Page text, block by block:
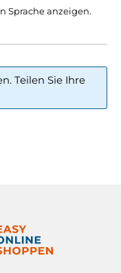
Sprache anzeigen.
Teilen Sie Ihre